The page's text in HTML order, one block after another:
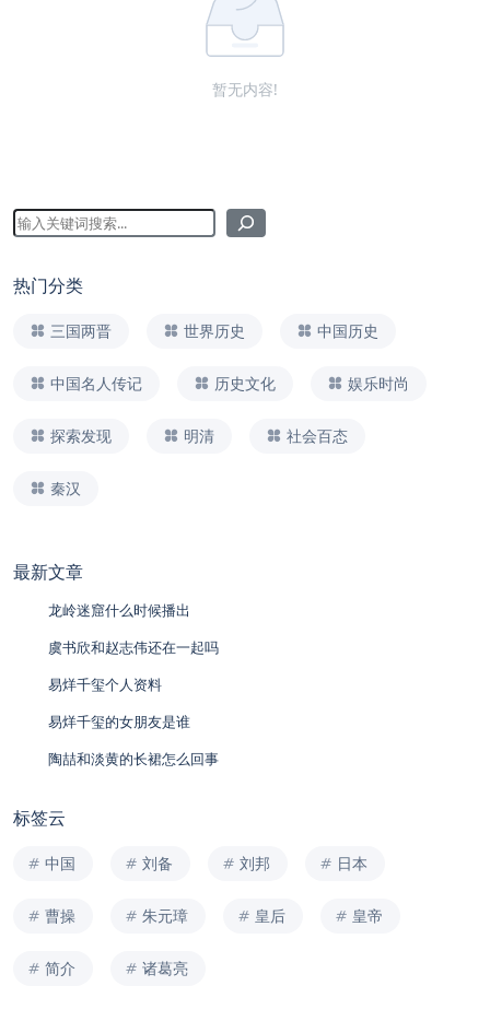
暂无内容!
热门分类
三国两晋 世界历史 中国历史
中国名人传记 历史文化 娱乐时尚
探索发现 明清 社会百态
秦汉
最新文章
龙岭迷窟什么时候播出
虞书欣和赵志伟还在一起吗
易烊千玺个人资料
易烊千玺的女朋友是谁
陶喆和淡黄的长裙怎么回事
标签云
中国 刘备 刘邦 日本
曹操 朱元璋 皇后 皇帝
简介 诸葛亮